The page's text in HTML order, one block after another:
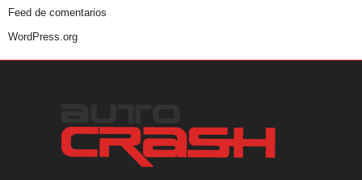
Feed de comentarios
WordPress.org